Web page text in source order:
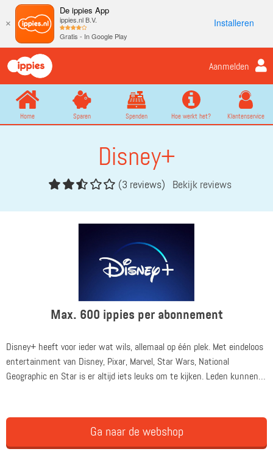
×
De ippies App
ippies.nl B.V.
Gratis - In Google Play
Installeren
Aanmelden
Home Sparen Spenden Hoe werkt het? Klantenservice
Disney+
(3 reviews) Bekijk reviews
Max. 600 ippies per abonnement
Disney+ heeft voor ieder wat wils, allemaal op één plek. Met eindeloos
entertainment van Disney, Pixar, Marvel, Star Wars, National
Geographic en Star is er altijd iets leuks om te kijken. Leden kunnen
*Abonnementsvoorwaarden van toepassing.
Ga naar de webshop